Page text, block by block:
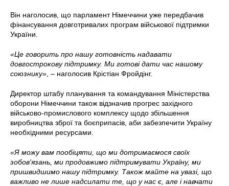
Він наголосив, що парламент Німеччини уже передбачив
фінансування довготривалих програм військової підтримки
України.
«Це говорить про нашу готовність надавати
довгострокову підтримку. Ми готові дати час нашому
союзнику» , – наголосив Крістіан Фройдінг.
Директор штабу планування та командування Міністерства
оборони Німеччини також відзначив прогрес західного
військово-промислового комплексу щодо збільшення
виробництва зброї та боєприпасів, аби забезпечити Україну
необхідними ресурсами.
«Я можу вам пообіцяти, що ми дотримаємося своїх
зобов'язань, ми продовжимо підтримувати Україну, ми
пришвидшимо нашу підтримку. Також майте на увазі, що
важливо не лише надсилати те, що у нас є, але і навчати